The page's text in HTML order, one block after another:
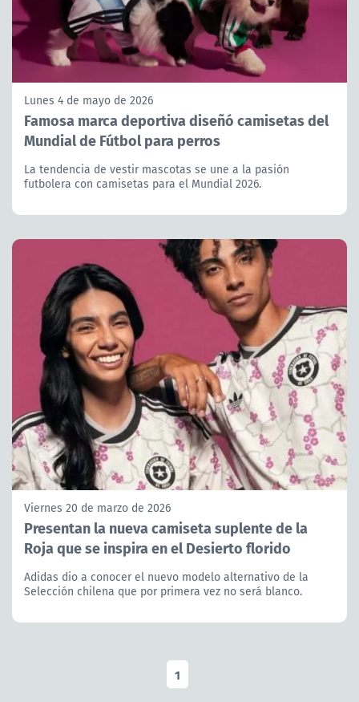
Lunes 4 de mayo de 2026
Famosa marca deportiva diseñó camisetas del
Mundial de Fútbol para perros
La tendencia de vestir mascotas se une a la pasión
futbolera con camisetas para el Mundial 2026.
Viernes 20 de marzo de 2026
Presentan la nueva camiseta suplente de la
Roja que se inspira en el Desierto florido
Adidas dio a conocer el nuevo modelo alternativo de la
Selección chilena que por primera vez no será blanco.
1